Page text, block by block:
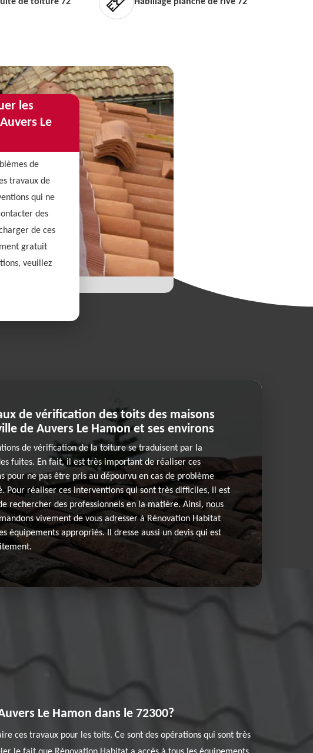
les
Le
de
travaux de
qui ne
des
de ces
gratuit
veuillez
de vérification des toits des maisons
de Auvers Le Hamon et ses environs
de vérification de la toiture se traduisent par la
fuites. En fait, il est très important de réaliser ces
pour ne pas être pris au dépourvu en cas de problème
Pour réaliser ces interventions qui sont très difficiles, il est
rechercher des professionnels en la matière. Ainsi, nous
vivement de vous adresser à Rénovation Habitat
équipements appropriés. Il dresse aussi un devis qui est
Le Hamon dans le 72300?
ces travaux pour les toits. Ce sont des opérations qui sont très